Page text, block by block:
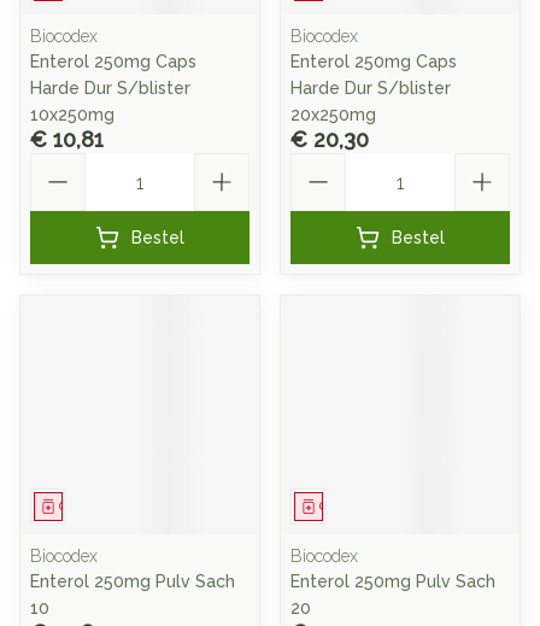
Biocodex
Enterol 250mg Caps
Harde Dur S/blister
10x250mg
€ 10,81
Bestel
Biocodex
Enterol 250mg Caps
Harde Dur S/blister
20x250mg
€ 20,30
Bestel
Geneesmiddel
Biocodex
Enterol 250mg Pulv Sach
10
Geneesmiddel
Biocodex
Enterol 250mg Pulv Sach
20